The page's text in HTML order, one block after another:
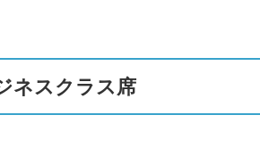
ネスクラス席